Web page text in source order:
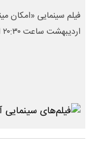
اردیبهشت ‌ساعت ۲۰:۳۰ از شبکه‌ چهار سیما روی آنتن می‌رود.